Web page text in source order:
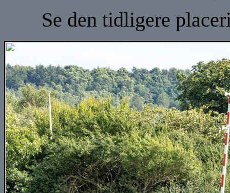
Se den tidligere